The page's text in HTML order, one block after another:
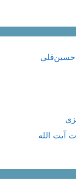
حسین‌قلی
آیت الله